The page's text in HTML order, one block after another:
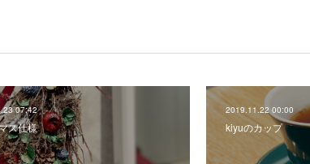
07:42
ス仕様
2019.11.22 00:00
kiyuのカップ